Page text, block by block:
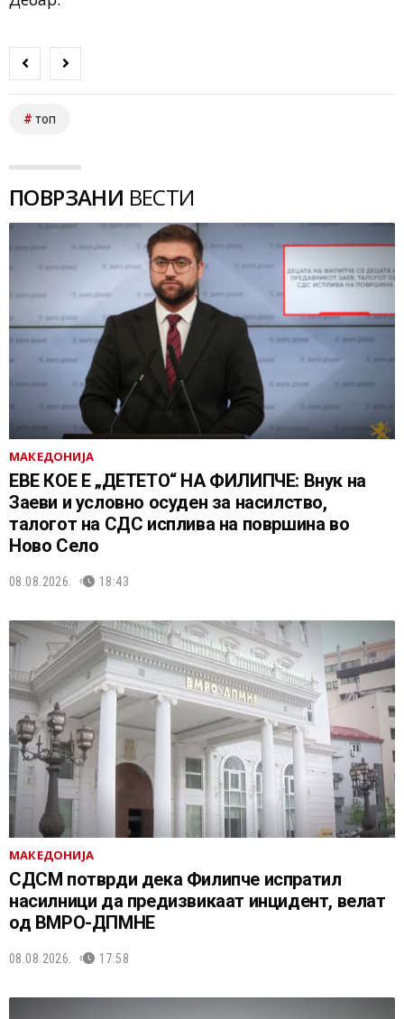
топ
ПОВРЗАНИ ВЕСТИ
МАКЕДОНИЈА
ЕВЕ КОЕ Е „ДЕТЕТО“ НА ФИЛИПЧЕ: Внук на
Заеви и условно осуден за насилство,
талогот на СДС исплива на површина во
Ново Село
08.08.2026. 18:43
МАКЕДОНИЈА
СДСМ потврди дека Филипче испратил
насилници да предизвикаат инцидент, велат
од ВМРО-ДПМНЕ
08.08.2026. 17:58